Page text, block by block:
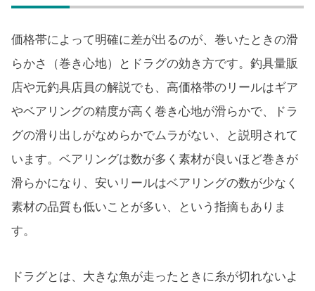
価格帯によって明確に差が出るのが、巻いたときの滑
らかさ（巻き心地）とドラグの効き方です。釣具量販
店や元釣具店員の解説でも、高価格帯のリールはギア
やベアリングの精度が高く巻き心地が滑らかで、ドラ
グの滑り出しがなめらかでムラがない、と説明されて
います。ベアリングは数が多く素材が良いほど巻きが
滑らかになり、安いリールはベアリングの数が少なく
素材の品質も低いことが多い、という指摘もありま
す。
ドラグとは、大きな魚が走ったときに糸が切れないよ